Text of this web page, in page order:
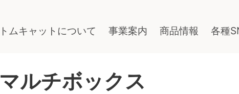
トムキャットについて 事業案内 商品情報 各種
マルチボックス